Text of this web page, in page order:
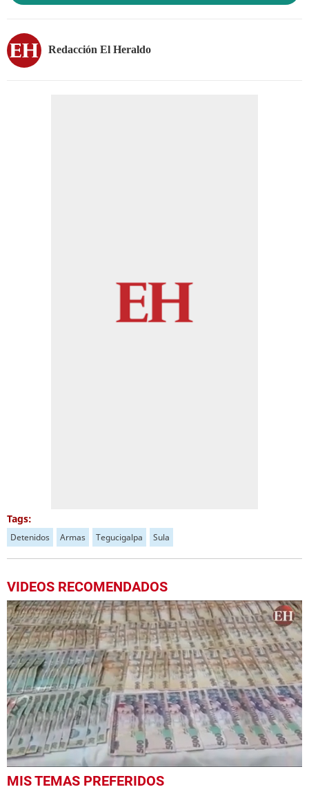
Redacción El Heraldo
Tags:
Detenidos Armas Tegucigalpa Sula
VIDEOS RECOMENDADOS
seconds
MIS TEMAS PREFERIDOS